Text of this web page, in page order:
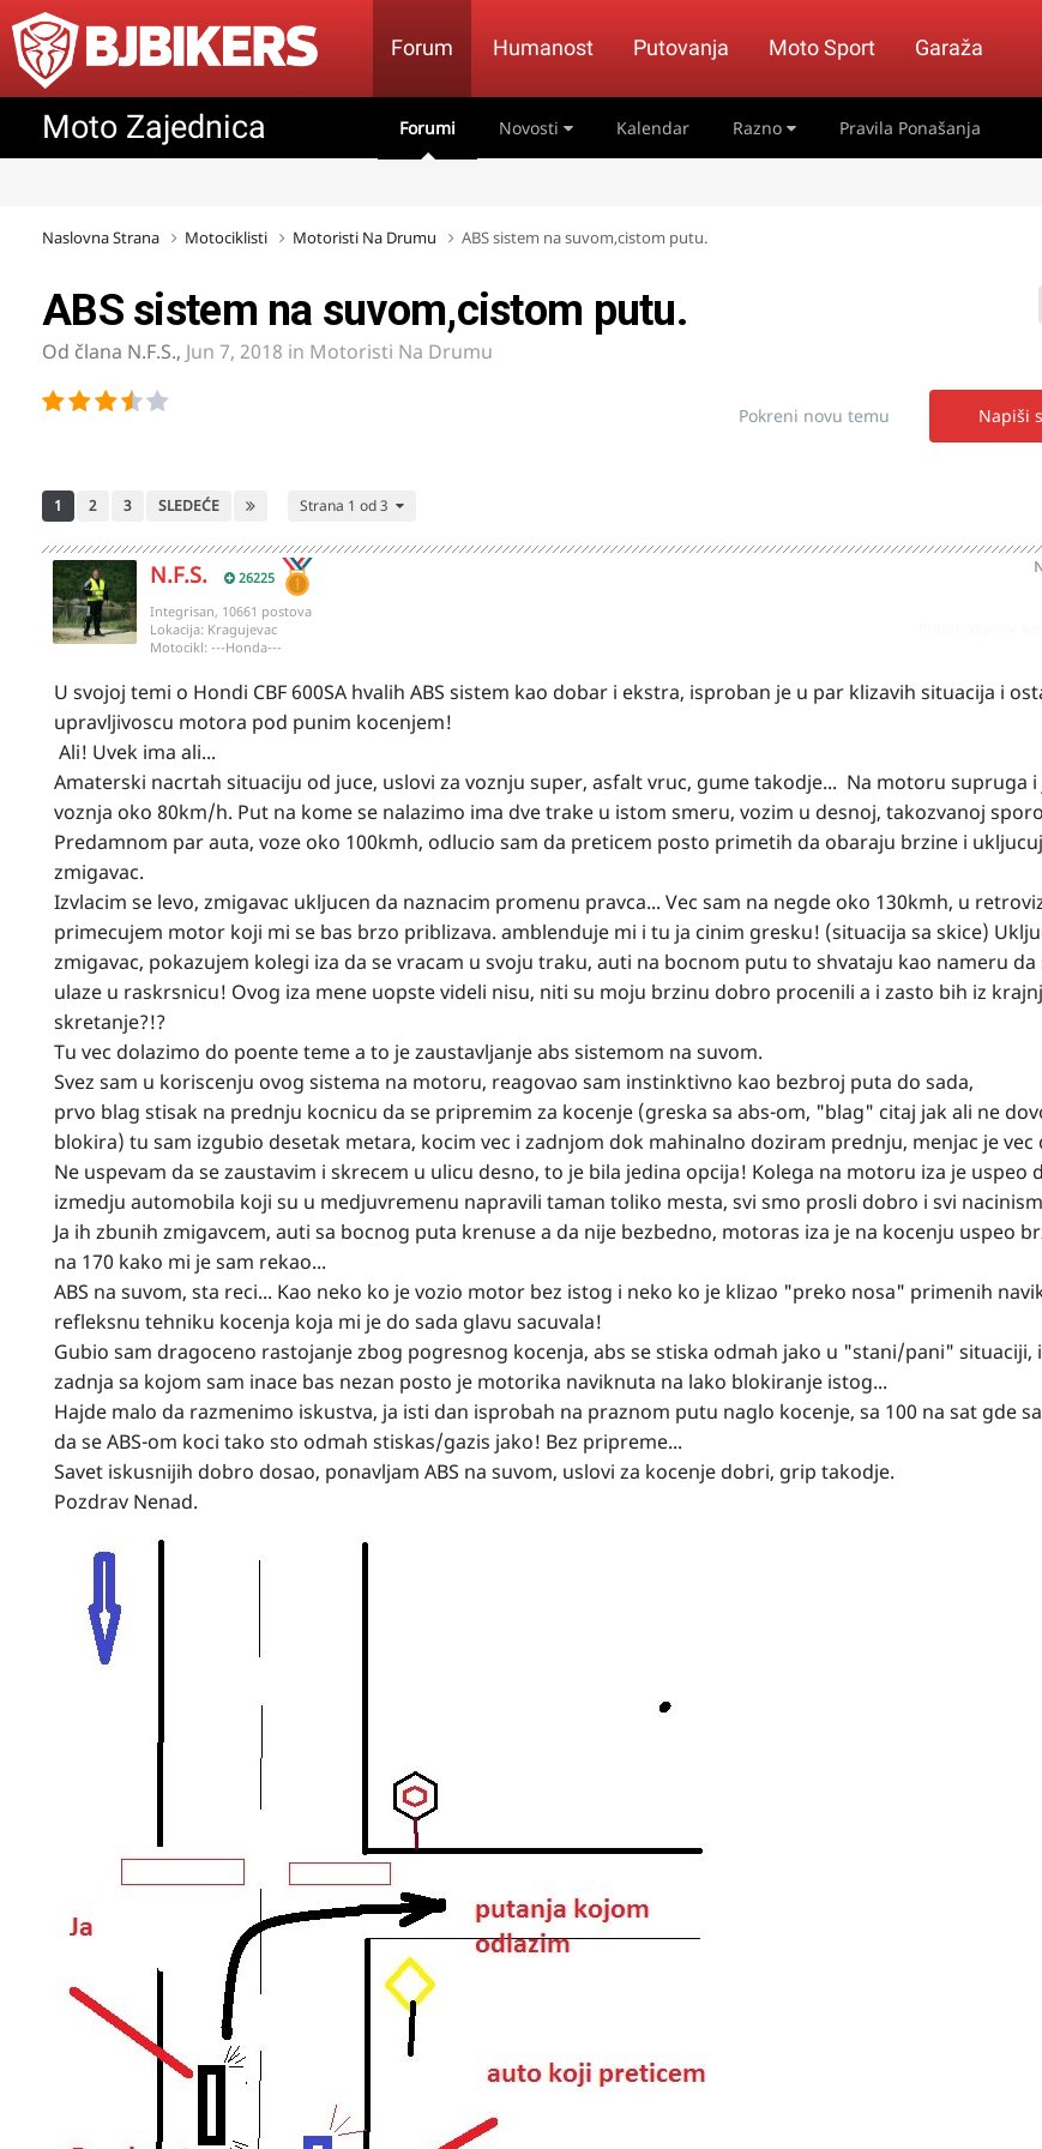
Forum Humanost Putovanja Moto Sport Garaža
Moto Zajednica Forumi Novosti Kalendar Razno Pravila Ponašanja
Naslovna Strana Motociklisti Motoristi Na Drumu ABS sistem na suvom,cistom putu.
ABS sistem na suvom,cistom putu.
Od člana N.F.S., Jun 7, 2018 in Motoristi Na Drumu
Napiši
Pokreni novu temu
1 2 3 SLEDEĆE Strana 1 od 3
N.F.S. 26225
Integrisan, 10661 postova
Lokacija: Kragujevac
Motocikl: ---Honda---
U svojoj temi o Hondi CBF 600SA hvalih ABS sistem kao dobar i ekstra, isproban je u par klizavih situacija i
upravljivoscu motora pod punim kocenjem!
Ali! Uvek ima ali...
Amaterski nacrtah situaciju od juce, uslovi za voznju super, asfalt vruc, gume takodje... Na motoru supruga i
voznja oko 80km/h. Put na kome se nalazimo ima dve trake u istom smeru, vozim u desnoj, takozvanoj
Predamnom par auta, voze oko 100kmh, odlucio sam da preticem posto primetih da obaraju brzine i
zmigavac.
Izvlacim se levo, zmigavac ukljucen da naznacim promenu pravca... Vec sam na negde oko 130kmh, u
primecujem motor koji mi se bas brzo priblizava. amblenduje mi i tu ja cinim gresku! (situacija sa skice)
zmigavac, pokazujem kolegi iza da se vracam u svoju traku, auti na bocnom putu to shvataju kao nameru da
ulaze u raskrsnicu! Ovog iza mene uopste videli nisu, niti su moju brzinu dobro procenili a i zasto bih iz
skretanje?!?
Tu vec dolazimo do poente teme a to je zaustavljanje abs sistemom na suvom.
Svez sam u koriscenju ovog sistema na motoru, reagovao sam instinktivno kao bezbroj puta do sada,
prvo blag stisak na prednju kocnicu da se pripremim za kocenje (greska sa abs-om, "blag" citaj jak ali ne
blokira) tu sam izgubio desetak metara, kocim vec i zadnjom dok mahinalno doziram prednju, menjac je vec
Ne uspevam da se zaustavim i skrecem u ulicu desno, to je bila jedina opcija! Kolega na motoru iza je uspeo
izmedju automobila koji su u medjuvremenu napravili taman toliko mesta, svi smo prosli dobro i svi
Ja ih zbunih zmigavcem, auti sa bocnog puta krenuse a da nije bezbedno, motoras iza je na kocenju uspeo
na 170 kako mi je sam rekao...
ABS na suvom, sta reci... Kao neko ko je vozio motor bez istog i neko ko je klizao "preko nosa" primenih
refleksnu tehniku kocenja koja mi je do sada glavu sacuvala!
Gubio sam dragoceno rastojanje zbog pogresnog kocenja, abs se stiska odmah jako u "stani/pani" situaciji,
zadnja sa kojom sam inace bas nezan posto je motorika naviknuta na lako blokiranje istog...
Hajde malo da razmenimo iskustva, ja isti dan isprobah na praznom putu naglo kocenje, sa 100 na sat gde
da se ABS-om koci tako sto odmah stiskas/gazis jako! Bez pripreme...
Savet iskusnijih dobro dosao, ponavljam ABS na suvom, uslovi za kocenje dobri, grip takodje.
Pozdrav Nenad.